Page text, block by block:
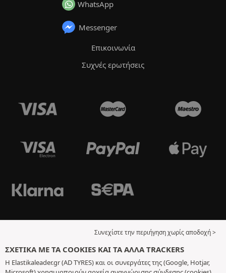
WhatsApp
Messenger
Επικοινωνία
Συχνές ερωτήσεις
Συνεχίστε την περιήγηση χωρίς αποδοχή >
ΣΧΕΤΙΚΆ ΜΕ ΤΑ COOKIES ΚΑΙ ΤΑ ΆΛΛΑ TRACKERS
Η Elastikaleader.gr (AD TYRES) και οι συνεργάτες της (Google, Hotjar,